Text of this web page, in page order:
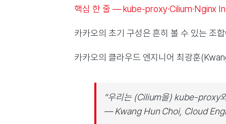
핵심 한 줄 — kube-proxy·Cilium·Nginx
카카오의 초기 구성은 흔히 볼 수 있는 조
카카오의 클라우드 엔지니어 최광훈
“우리는 (Cilium을) kube-proxy
— Kwang Hun Choi, Cloud